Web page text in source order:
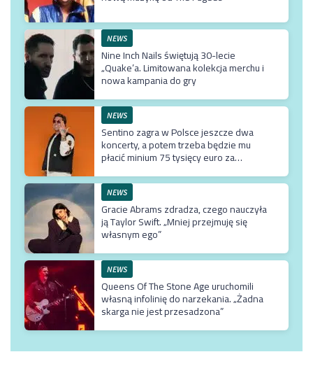
NEWS
Nine Inch Nails świętują 30-lecie
„Quake’a. Limitowana kolekcja merchu i
nowa kampania do gry
NEWS
Sentino zagra w Polsce jeszcze dwa
koncerty, a potem trzeba będzie mu
płacić minium 75 tysięcy euro za
NEWS
Gracie Abrams zdradza, czego nauczyła
ją Taylor Swift. „Mniej przejmuję się
własnym ego”
NEWS
Queens Of The Stone Age uruchomili
własną infolinię do narzekania. „Żadna
skarga nie jest przesadzona”